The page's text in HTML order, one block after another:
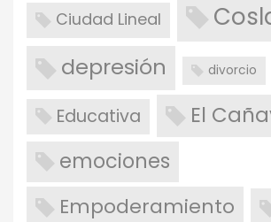
Ciudad Lineal
depresión divorcio
Educativa El
emociones
Empoderamiento